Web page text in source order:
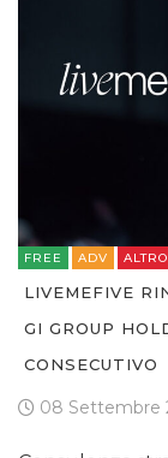
FREE ADV ALTRO
LIVEMEFIVE
GI GROUP
CONSECUTIVO
08 Settembre